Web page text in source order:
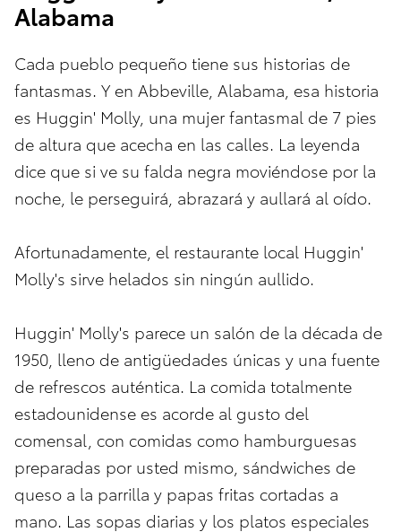
Alabama
Cada pueblo pequeño tiene sus historias de
fantasmas. Y en Abbeville, Alabama, esa historia
es Huggin' Molly, una mujer fantasmal de 7 pies
de altura que acecha en las calles. La leyenda
dice que si ve su falda negra moviéndose por la
noche, le perseguirá, abrazará y aullará al oído.
Afortunadamente, el restaurante local Huggin'
Molly's sirve helados sin ningún aullido.
Huggin' Molly's parece un salón de la década de
1950, lleno de antigüedades únicas y una fuente
de refrescos auténtica. La comida totalmente
estadounidense es acorde al gusto del
comensal, con comidas como hamburguesas
preparadas por usted mismo, sándwiches de
queso a la parrilla y papas fritas cortadas a
mano. Las sopas diarias y los platos especiales